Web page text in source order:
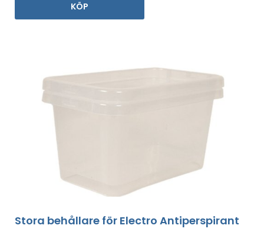
KÖP
Stora behållare för Electro Antiperspirant